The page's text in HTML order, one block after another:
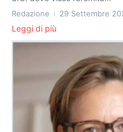
Redazione 29 Settembre
Leggi di più